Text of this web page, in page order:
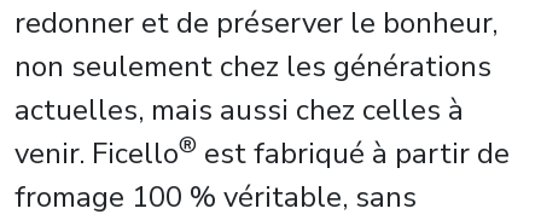
redonner et de préserver le bonheur,
non seulement chez les générations
actuelles, mais aussi chez celles à
venir. Ficello® est fabriqué à partir de
fromage 100 % véritable, sans